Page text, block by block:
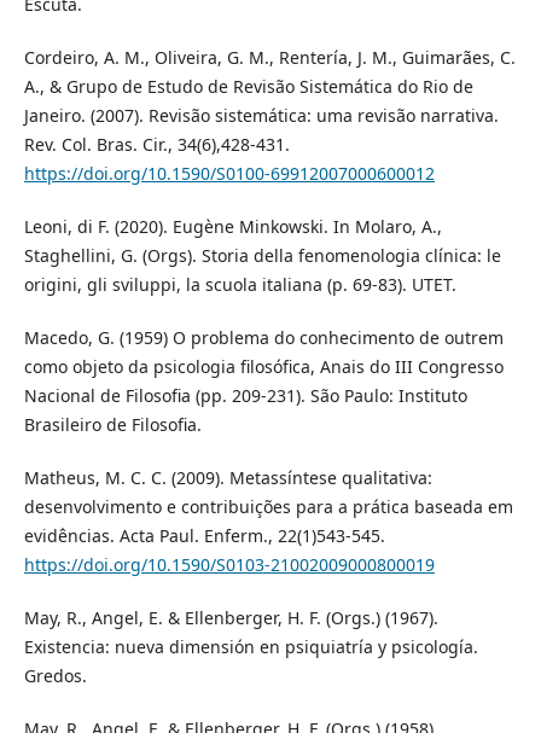
Cordeiro, A. M., Oliveira, G. M., Rentería, J. M., Guimarães, C.
A., & Grupo de Estudo de Revisão Sistemática do Rio de
Janeiro. (2007). Revisão sistemática: uma revisão narrativa.
Rev. Col. Bras. Cir., 34(6),428-431.
https://doi.org/10.1590/S0100-69912007000600012
Leoni, di F. (2020). Eugène Minkowski. In Molaro, A.,
Staghellini, G. (Orgs). Storia della fenomenologia clínica: le
origini, gli sviluppi, la scuola italiana (p. 69-83). UTET.
Macedo, G. (1959) O problema do conhecimento de outrem
como objeto da psicologia filosófica, Anais do III Congresso
Nacional de Filosofia (pp. 209-231). São Paulo: Instituto
Brasileiro de Filosofia.
Matheus, M. C. C. (2009). Metassíntese qualitativa:
desenvolvimento e contribuições para a prática baseada em
evidências. Acta Paul. Enferm., 22(1)543-545.
https://doi.org/10.1590/S0103-21002009000800019
May, R., Angel, E. & Ellenberger, H. F. (Orgs.) (1967).
Existencia: nueva dimensión en psiquiatría y psicología.
Gredos.